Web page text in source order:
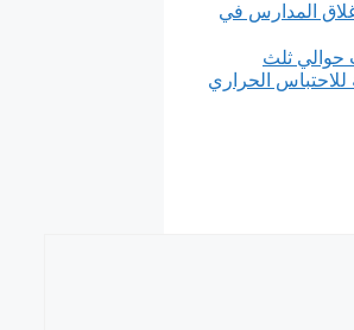
ﺍﻟﻤﺪﺍﺭﺱ ﻓﻲ
ﺣﻮﺍﻟﻲ ﺛﻠﺚ
ﻟﻼﺣﺘﺒﺎﺱ ﺍﻟﺤﺮﺍﺭﻱ